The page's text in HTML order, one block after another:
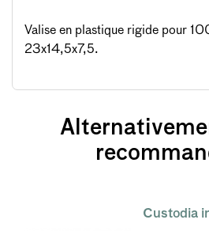
Valise en plastique rigide pour
23x14,5x7,5.
Custodia